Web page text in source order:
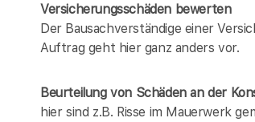
Versicherungsschäden bewerten
Der Bausachverständige einer
Auftrag geht hier ganz anders vor.
Beurteilung von Schäden an der
hier sind z.B. Risse im Mauerwerk